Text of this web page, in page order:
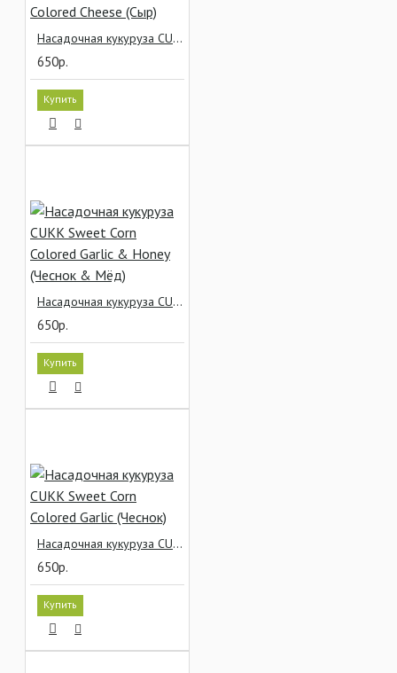
Насадочная кукуруза CUKK Sweet Corn Colored Cheese (Сыр)
650р.
Купить
Насадочная кукуруза CUKK Sweet Corn Colored Garlic & Honey (Чеснок & Мёд)
650р.
Купить
Насадочная кукуруза CUKK Sweet Corn Colored Garlic (Чеснок)
650р.
Купить